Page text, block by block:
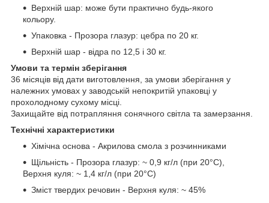
Верхній шар: може бути практично будь-якого
кольору.
Упаковка - Прозора глазур: цебра по 20 кг.
Верхній шар - відра по 12,5 і 30 кг.
Умови та термін зберігання
36 місяців від дати виготовлення, за умови зберігання у
належних умовах у заводській непокритій упаковці у
прохолодному сухому місці.
Захищайте від потрапляння сонячного світла та замерзання.
Технічні характеристики
Хімічна основа - Акрилова смола з розчинниками
Щільність - Прозора глазур: ~ 0,9 кг/л (при 20°C),
Верхня куля: ~ 1,4 кг/л (при 20°C)
Зміст твердих речовин - Верхня куля: ~ 45%